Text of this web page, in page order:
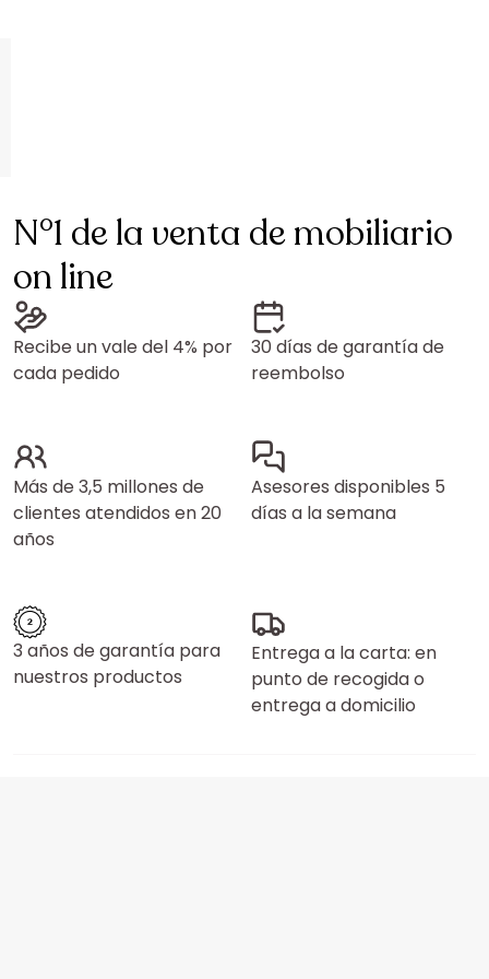
N°1 de la venta de mobiliario
on line
Recibe un vale del 4% por
cada pedido
30 días de garantía de
reembolso
Más de 3,5 millones de
clientes atendidos en 20
años
Asesores disponibles 5
días a la semana
3 años de garantía para
nuestros productos
Entrega a la carta: en
punto de recogida o
entrega a domicilio